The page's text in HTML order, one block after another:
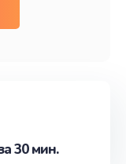
30 мин.